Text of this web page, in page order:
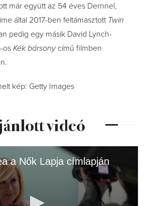
már együtt az 54 éves Dernnel,
által 2017-ben feltámasztott Twin
pedig egy másik David Lynch-
os Kék bársonycímű filmben
kép: Getty Images
videó
a Nők Lapja címlapján